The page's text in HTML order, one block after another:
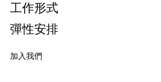
工作形式
彈性安排
加入我們